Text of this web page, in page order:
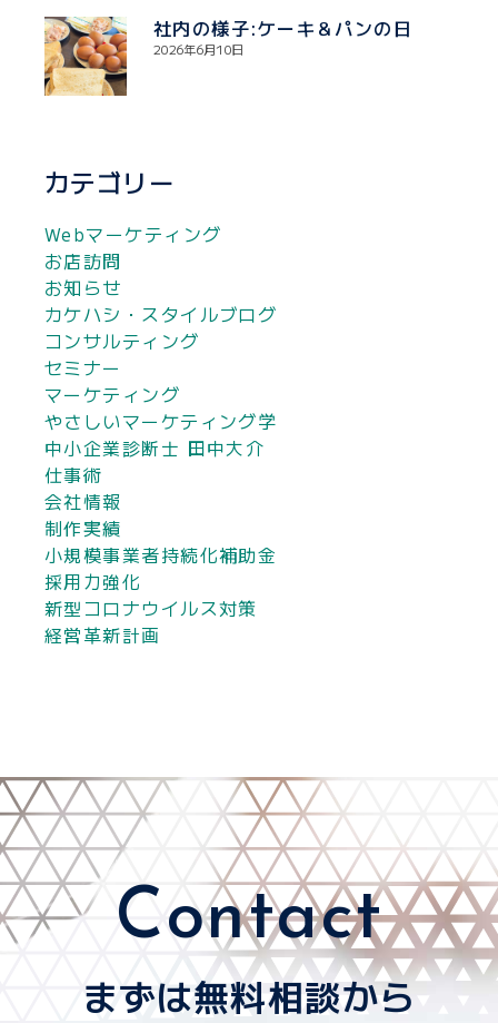
社内の様子:ケーキ＆パンの日
2026年6月10日
カテゴリー
Webマーケティング
お店訪問
お知らせ
カケハシ・スタイルブログ
コンサルティング
セミナー
マーケティング
やさしいマーケティング学
中小企業診断士 田中大介
仕事術
会社情報
制作実績
小規模事業者持続化補助金
採用力強化
新型コロナウイルス対策
経営革新計画
Contact
まずは無料相談から